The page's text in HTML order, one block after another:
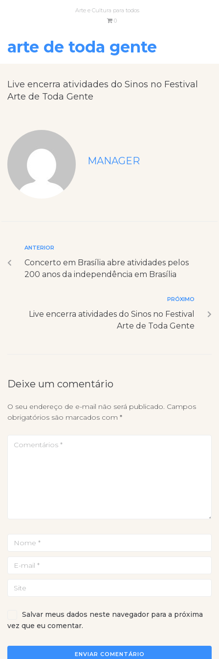
Arte e Cultura para todos
0
arte de toda gente
Live encerra atividades do Sinos no Festival
Arte de Toda Gente
MANAGER
ANTERIOR
Concerto em Brasília abre atividades pelos
200 anos da independência em Brasília
PRÓXIMO
Live encerra atividades do Sinos no Festival
Arte de Toda Gente
Deixe um comentário
O seu endereço de e-mail não será publicado. Campos
obrigatórios são marcados com *
Salvar meus dados neste navegador para a próxima
vez que eu comentar.